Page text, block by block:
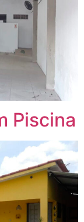
Piscina